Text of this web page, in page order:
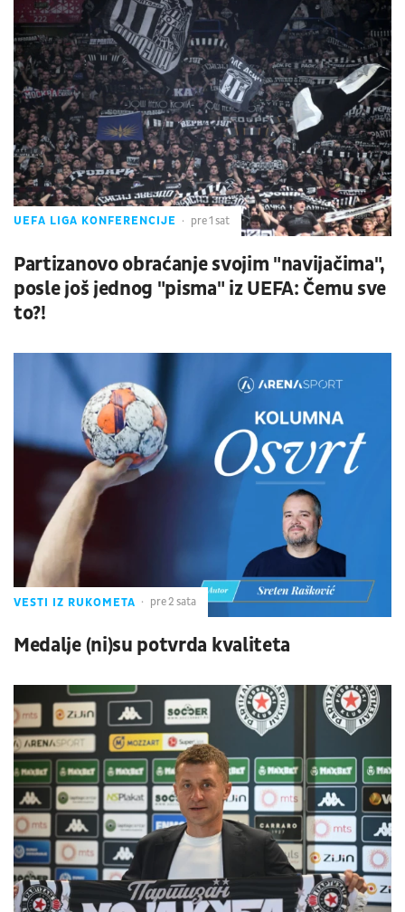
UEFA LIGA KONFERENCIJE pre 1 sat
Partizanovo obraćanje svojim "navijačima",
posle još jednog "pisma" iz UEFA: Čemu sve
to?!
VESTI IZ RUKOMETA pre 2 sata
Medalje (ni)su potvrda kvaliteta